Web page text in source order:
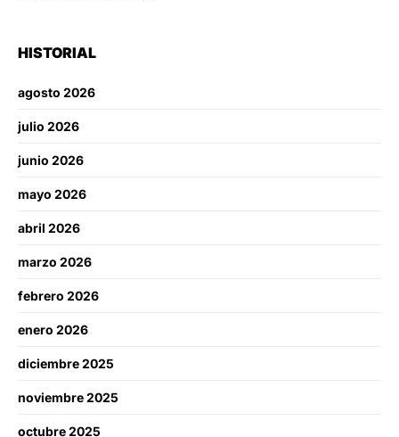
HISTORIAL
agosto 2026
julio 2026
junio 2026
mayo 2026
abril 2026
marzo 2026
febrero 2026
enero 2026
diciembre 2025
noviembre 2025
octubre 2025